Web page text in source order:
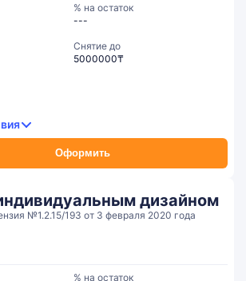
Оформить
% на остаток
---
Cнятие до
5000000₸
дизайном
№1.2.15/193 от 3 февраля 2020 года
% на остаток